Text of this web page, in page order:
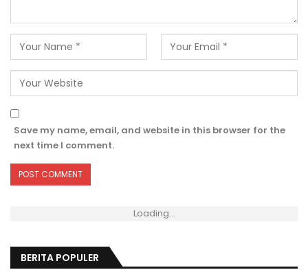
Save my name, email, and website in this browser for the
next time I comment.
Loading...
BERITA POPULER